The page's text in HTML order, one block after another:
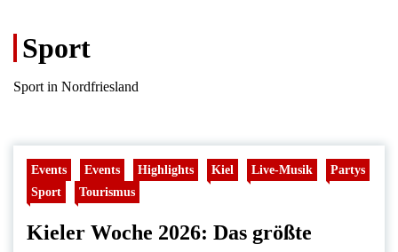
Sport
Sport in Nordfriesland
Events Events Highlights Kiel Live-Musik
Partys
Sport
Tourismus
Kieler Woche 2026: Das größte